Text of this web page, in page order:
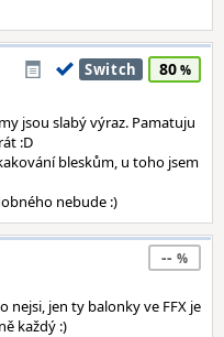
Switch 80
jsou slabý výraz. Pamatuju
:D
bleskům, u toho jsem
nebude :)
--
nejsi, jen ty balonky ve FFX je
každý :)